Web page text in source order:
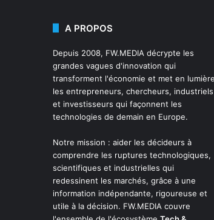
A PROPOS
Depuis 2008, FW.MEDIA décrypte les
grandes vagues d'innovation qui
transforment l'économie et met en lumière
les entrepreneurs, chercheurs, industriels
et investisseurs qui façonnent les
technologies de demain en Europe.
Notre mission : aider les décideurs à
comprendre les ruptures technologiques,
scientifiques et industrielles qui
redessinent les marchés, grâce à une
information indépendante, rigoureuse et
utile à la décision. FW.MEDIA couvre